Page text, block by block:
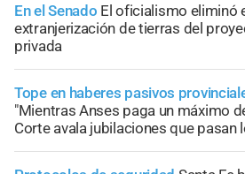
En el Senado El oficialismo eliminó
extranjerización de tierras del
privada
Tope en haberes pasivos
"Mientras Anses paga un máximo
Corte avala jubilaciones que pasan